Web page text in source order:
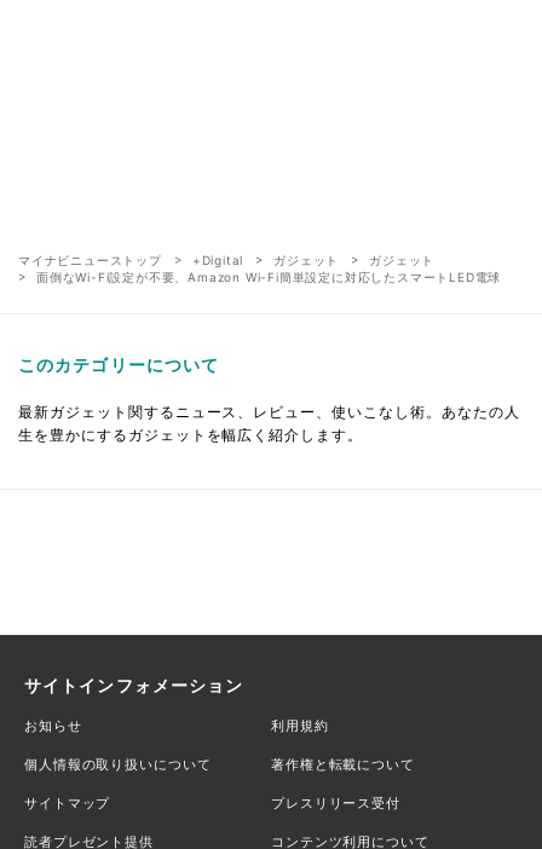
マイナビニューストップ +Digital ガジェット
ガジェット
面倒なWi-Fi設定が不要、Amazon Wi-Fi簡単設定に対応したスマートLED電球
このカテゴリーについて
最新ガジェット関するニュース、レビュー、使いこなし術。あなたの人
生を豊かにするガジェットを幅広く紹介します。
サイトインフォメーション
お知らせ 利用規約
個人情報の取り扱いについて 著作権と転載について
サイトマップ プレスリリース受付
読者プレゼント提供 コンテンツ利用について